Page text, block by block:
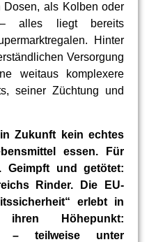
als Kolben oder
alles liegt bereits
Hinter
Versorgung
weitaus komplexere
seiner Züchtung und
Zukunft kein echtes
essen. Für
Geimpft und getötet:
Rinder. Die EU-
erlebt in
ihren Höhepunkt:
– teilweise unter